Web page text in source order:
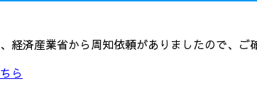
経済産業省から周知依頼がありましたので、ご
ら